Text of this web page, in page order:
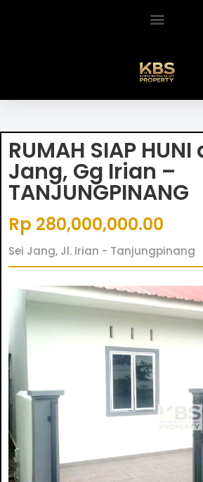
RUMAH SIAP HUNI
Jang, Gg Irian –
TANJUNGPINANG
Rp 280,000,000.00
Sei Jang, Jl. Irian - Tanjungpinang